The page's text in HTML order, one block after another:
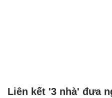
Liên kết '3 nhà' đưa